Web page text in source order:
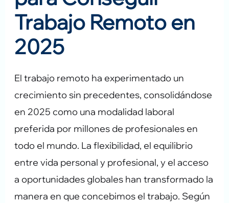
Trabajo Remoto en
2025
El trabajo remoto ha experimentado un
crecimiento sin precedentes, consolidándose
en 2025 como una modalidad laboral
preferida por millones de profesionales en
todo el mundo. La flexibilidad, el equilibrio
entre vida personal y profesional, y el acceso
a oportunidades globales han transformado la
manera en que concebimos el trabajo. Según